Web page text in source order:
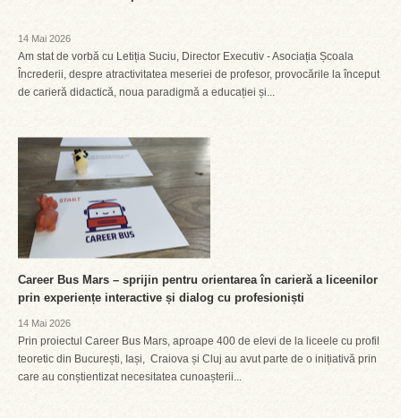
14 Mai 2026
Am stat de vorbă cu Letiția Suciu, Director Executiv - Asociația Școala
Încrederii, despre atractivitatea meseriei de profesor, provocările la început
de carieră didactică, noua paradigmă a educației și...
Career Bus Mars – sprijin pentru orientarea în carieră a liceenilor
prin experiențe interactive și dialog cu profesioniști
14 Mai 2026
Prin proiectul Career Bus Mars, aproape 400 de elevi de la liceele cu profil
teoretic din București, Iași, Craiova și Cluj au avut parte de o inițiativă prin
care au conștientizat necesitatea cunoașterii...